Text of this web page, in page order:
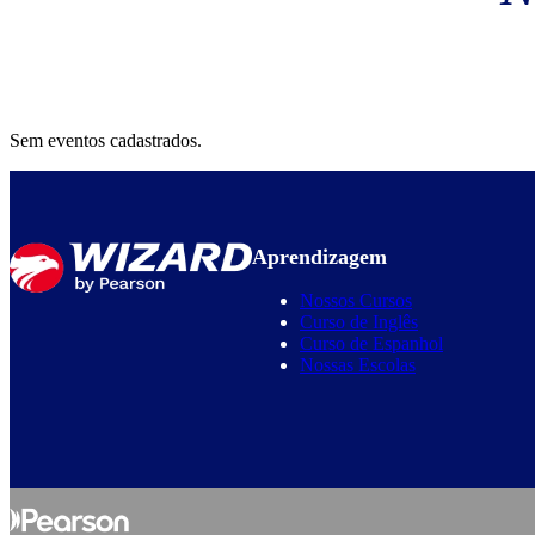
Sem eventos cadastrados.
Aprendizagem
Nossos Cursos
Curso de Inglês
Curso de Espanhol
Nossas Escolas